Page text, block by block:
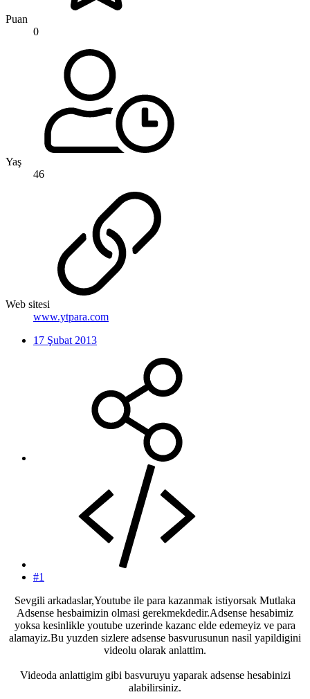
Puan
0
Yaş
46
Web sitesi
www.ytpara.com
17 Şubat 2013
#1
Sevgili arkadaslar,Youtube ile para kazanmak istiyorsak Mutlaka
Adsense hesbaimizin olmasi gerekmekdedir.Adsense hesabimiz
yoksa kesinlikle youtube uzerinde kazanc elde edemeyiz ve para
alamayiz.Bu yuzden sizlere adsense basvurusunun nasil yapildigini
videolu olarak anlattim.
Videoda anlattigim gibi basvuruyu yaparak adsense hesabinizi
alabilirsiniz.